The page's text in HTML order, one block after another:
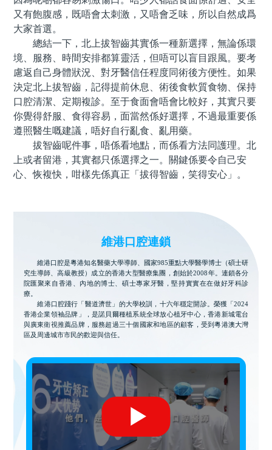
又有飽腹感，既唔會太刺激，又唔會乏味，所以自然成爲
大家首選。
總結一下，北上拔智齒其實係一種新選擇，無論係環
境、服務、時間安排都算靈活，但唔可以盲目跟風。要考
慮返自己身體狀況、對牙醫信任程度同術後方便性。如果
決定北上拔智齒，記得提前休息、術後食軟質食物、保持
口腔清潔、定期複診。至于食面會唔會比較好，其實只要
你覺得舒服、食得容易，面當然係好選擇，不過最重要係
遵照醫生嘅建議，唔好自行亂食、亂用藥。
拔智齒呢件事，唔係看地點，而係看方法同護理。北
上或者留港，其實都只係選擇之一。關鍵係要令自己安
心、恢複快，咁樣先係真正「拔得智齒，笑得安心」。
維港口腔連鎖
維港口腔是粵港知名醫藥大學導師、國家985重點大學醫學博士（碩士研
究生導師、高級教授）成立的香港大型醫療集團，創始於2008年。連鎖各分
院匯聚來自香港、內地的博士、碩士專家牙醫，堅持實實在在做好牙科診
療。
維港口腔踐行「醫道濟世」的大學校訓，十六年穩定開診。榮獲「2024
香港企業領袖品牌」，是諾貝爾種植系統全球放心植牙中心，香港新城電台
與廣東衛視推薦品牌，服務超過三十個國家和地區的顧客，受到粵港澳大灣
區及周邊城市市民的歡迎與信任。